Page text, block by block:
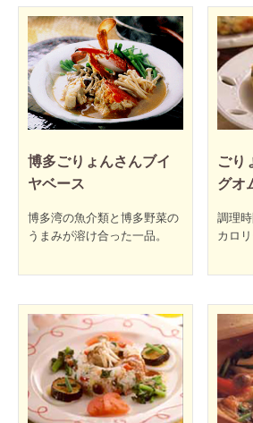
博多ごりょんさんブイ
ヤベース
博多湾の魚介類と博多野菜の
うまみが溶け合った一品。
ごり
グオ
調理
カロ